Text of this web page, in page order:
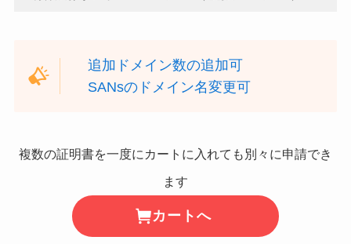
追加ドメイン数の追加可
SANsのドメイン名変更可
複数の証明書を一度にカートに入れても別々に申請でき
ます
カートへ